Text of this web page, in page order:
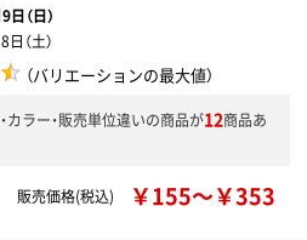
日（日）
（土）
（バリエーションの最大値）
カラー・販売単位違いの商品が12商品あ
販売価格(税込) ￥155～￥353